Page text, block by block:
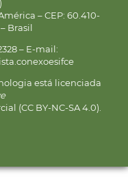
– CEP: 60.410-
Brasil
– E-mail:
está licenciada
(CC BY-NC-SA 4.0).